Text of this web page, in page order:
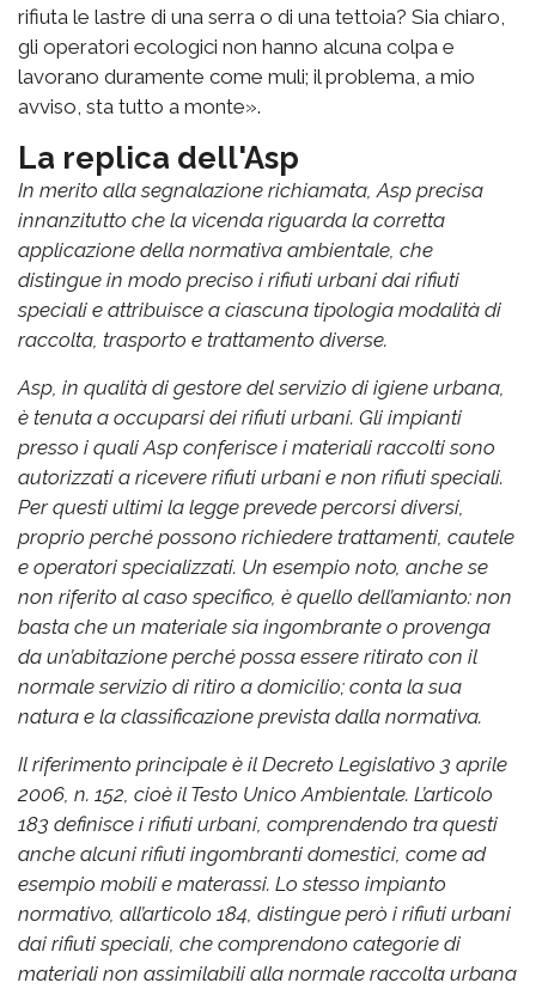
rifiuta le lastre di una serra o di una tettoia? Sia chiaro,
gli operatori ecologici non hanno alcuna colpa e
lavorano duramente come muli; il problema, a mio
avviso, sta tutto a monte».
La replica dell'Asp
In merito alla segnalazione richiamata, Asp precisa
innanzitutto che la vicenda riguarda la corretta
applicazione della normativa ambientale, che
distingue in modo preciso i rifiuti urbani dai rifiuti
speciali e attribuisce a ciascuna tipologia modalità di
raccolta, trasporto e trattamento diverse.
Asp, in qualità di gestore del servizio di igiene urbana,
è tenuta a occuparsi dei rifiuti urbani. Gli impianti
presso i quali Asp conferisce i materiali raccolti sono
autorizzati a ricevere rifiuti urbani e non rifiuti speciali.
Per questi ultimi la legge prevede percorsi diversi,
proprio perché possono richiedere trattamenti, cautele
e operatori specializzati. Un esempio noto, anche se
non riferito al caso specifico, è quello dell’amianto: non
basta che un materiale sia ingombrante o provenga
da un’abitazione perché possa essere ritirato con il
normale servizio di ritiro a domicilio; conta la sua
natura e la classificazione prevista dalla normativa.
Il riferimento principale è il Decreto Legislativo 3 aprile
2006, n. 152, cioè il Testo Unico Ambientale. L’articolo
183 definisce i rifiuti urbani, comprendendo tra questi
anche alcuni rifiuti ingombranti domestici, come ad
esempio mobili e materassi. Lo stesso impianto
normativo, all’articolo 184, distingue però i rifiuti urbani
dai rifiuti speciali, che comprendono categorie di
materiali non assimilabili alla normale raccolta urbana